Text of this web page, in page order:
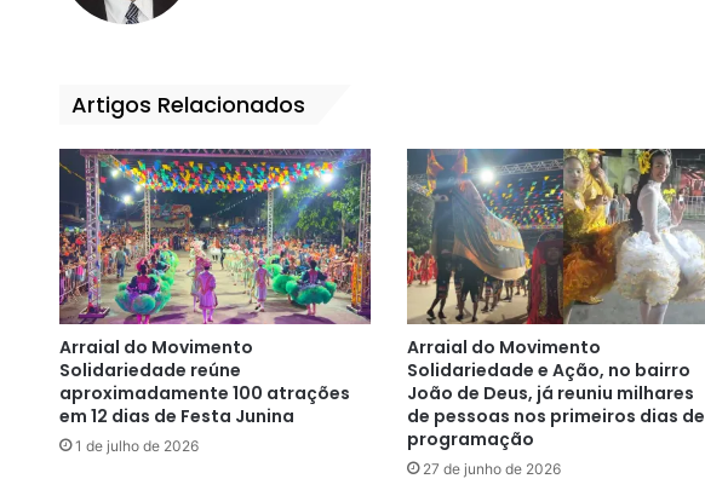
Artigos Relacionados
Arraial do Movimento
Solidariedade reúne
aproximadamente 100 atrações
em 12 dias de Festa Junina
1 de julho de 2026
Arraial do Movimento
Solidariedade e Ação, no bairro
João de Deus, já reuniu milhares
de pessoas nos primeiros dias de
programação
27 de junho de 2026